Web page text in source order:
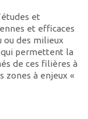
et
et efficaces
ou des milieux
permettent la
de ces filières à
zones à enjeux «